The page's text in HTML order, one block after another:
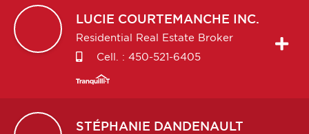
LUCIE COURTEMANCHE INC.
Residential Real Estate Broker
Cell. : 450-521-6405
STÉPHANIE DANDENAULT